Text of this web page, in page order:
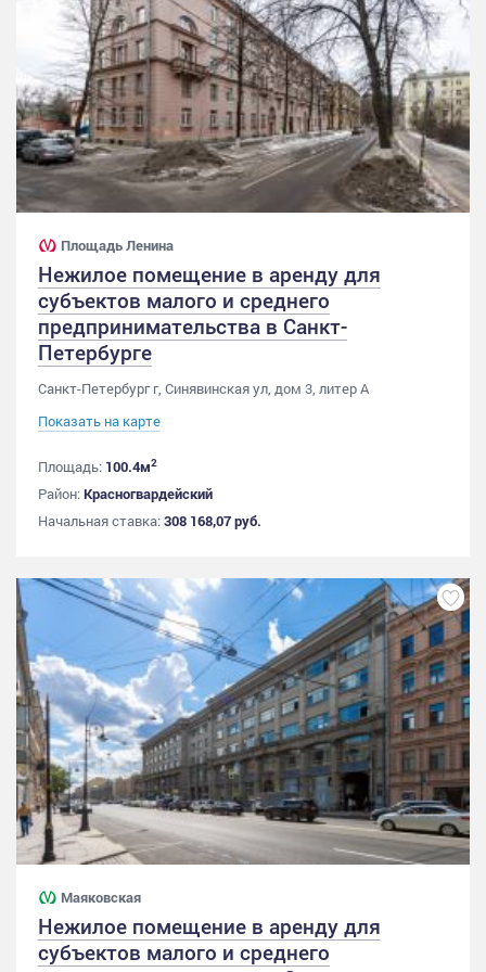
Площадь Ленина
Нежилое помещение в аренду для
субъектов малого и среднего
предпринимательства в Санкт-
Петербурге
Санкт-Петербург г, Синявинская ул, дом 3, литер А
Показать на карте
Площадь: 100.4м2
Район:Красногвардейский
Начальная ставка:308 168,07 руб.
Маяковская
Нежилое помещение в аренду для
субъектов малого и среднего